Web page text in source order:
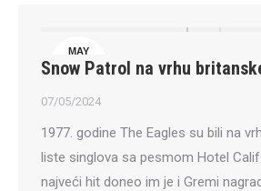
MAY
7
Snow Patrol na vrhu
07/05/2024
1977. godine The Eagles su bili na
liste singlova sa pesmom Hotel
najveći hit doneo im je i Gremi